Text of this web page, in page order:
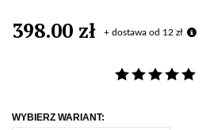
398.00 zł + dostawa od 12 zł
WYBIERZ WARIANT: